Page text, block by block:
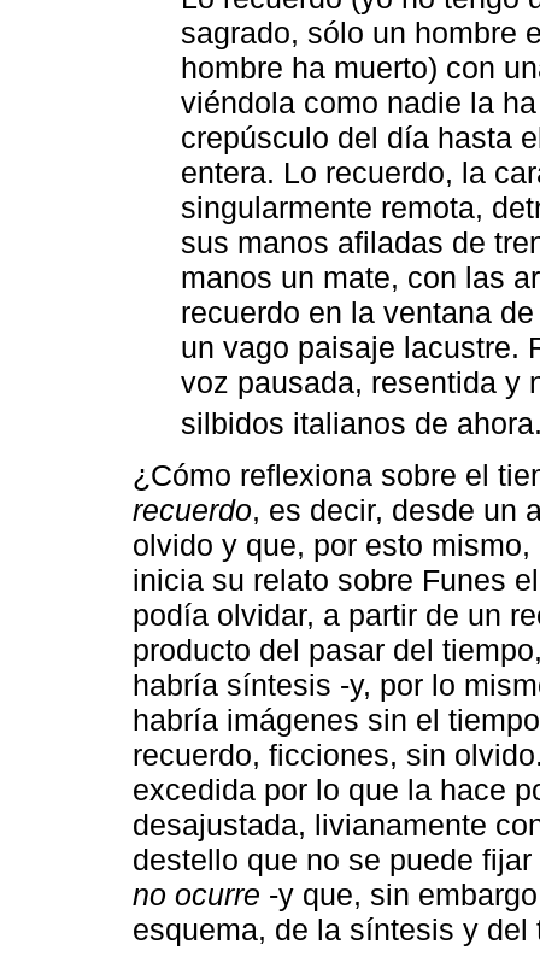
sagrado, sólo un hombre
hombre ha muerto) con
viéndola como nadie la
crepúsculo del día hasta
entera. Lo recuerdo, la
singularmente remota,
sus manos afiladas de
manos un mate, con las
recuerdo en la ventana
un vago paisaje lacustre.
voz pausada, resentida y
silbidos italianos de
¿Cómo reflexiona sobre el
recuerdo, es decir, desde un
olvido y que, por esto
inicia su relato sobre Funes
podía olvidar, a partir de un
producto del pasar del
habría síntesis -y, por lo
habría imágenes sin el
recuerdo, ficciones, sin
excedida por lo que la hace
desajustada, livianamente
destello que no se puede
no ocurre -y que, sin
esquema, de la síntesis y del